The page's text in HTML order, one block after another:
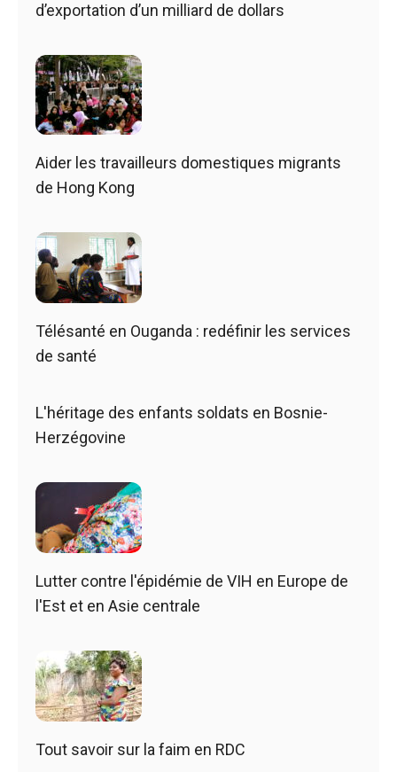
d’exportation d’un milliard de dollars
Aider les travailleurs domestiques migrants
de Hong Kong
Télésanté en Ouganda : redéfinir les services
de santé
L'héritage des enfants soldats en Bosnie-
Herzégovine
Lutter contre l'épidémie de VIH en Europe de
l'Est et en Asie centrale
Tout savoir sur la faim en RDC